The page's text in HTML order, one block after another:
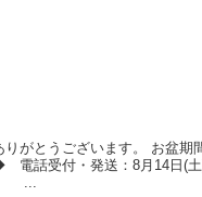
がとうございます。 お盆期
電話受付・発送：8月14日
...